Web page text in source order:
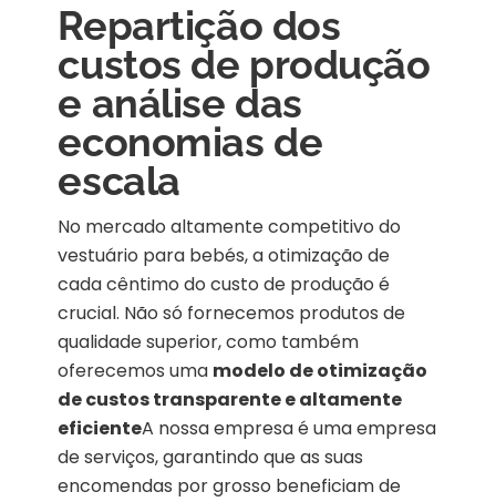
Repartição dos
custos de produção
e análise das
economias de
escala
No mercado altamente competitivo do
vestuário para bebés, a otimização de
cada cêntimo do custo de produção é
crucial. Não só fornecemos produtos de
qualidade superior, como também
oferecemos uma modelo de otimização
de custos transparente e altamente
eficienteA nossa empresa é uma empresa
de serviços, garantindo que as suas
encomendas por grosso beneficiam de